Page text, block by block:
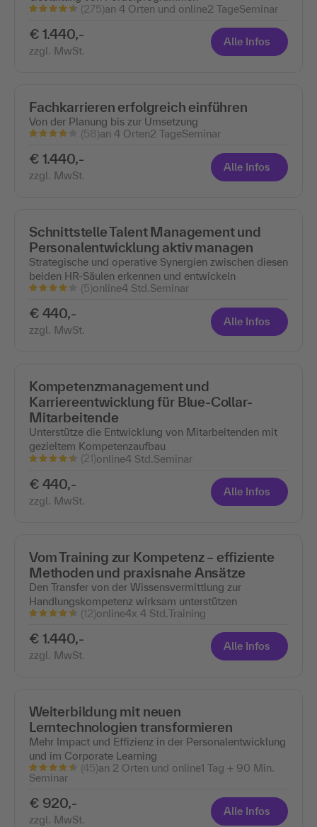
(275)an 4 Orten und online2 TageSeminar
€ 1.440,-
zzgl. MwSt.
Alle Infos
Fachkarrieren erfolgreich einführen
Von der Planung bis zur Umsetzung
(58)an 4 Orten2 TageSeminar
€ 1.440,-
zzgl. MwSt.
Alle Infos
Schnittstelle Talent Management und
Personalentwicklung aktiv managen
Strategische und operative Synergien zwischen diesen
beiden HR-Säulen erkennen und entwickeln
(5)online4 Std.Seminar
€ 440,-
zzgl. MwSt.
Alle Infos
Kompetenzmanagement und
Karriereentwicklung für Blue-Collar-
Mitarbeitende
Unterstütze die Entwicklung von Mitarbeitenden mit
gezieltem Kompetenzaufbau
(21)online4 Std.Seminar
€ 440,-
zzgl. MwSt.
Alle Infos
Vom Training zur Kompetenz – effiziente
Methoden und praxisnahe Ansätze
Den Transfer von der Wissensvermittlung zur
Handlungskompetenz wirksam unterstützen
(12)online4x 4 Std.Training
€ 1.440,-
zzgl. MwSt.
Alle Infos
Weiterbildung mit neuen
Lerntechnologien transformieren
Mehr Impact und Effizienz in der Personalentwicklung
und im Corporate Learning
(45)an 2 Orten und online1 Tag + 90 Min.
Seminar
€ 920,-
zzgl. MwSt.
Alle Infos